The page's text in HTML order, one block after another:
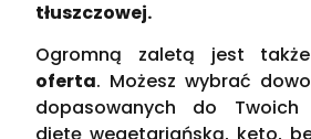
tłuszczowej.
Ogromną zaletą jest
oferta. Możesz wybrać
dopasowanych do Twoich